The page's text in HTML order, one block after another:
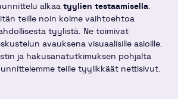
alkaatyylien testaamisella.
teille noin kolme vaihtoehtoa
tyylistä. Ne toimivat
avauksena visuaalisille asioille.
ja hakusanatutkimuksen pohjalta
teille tyylikkäät nettisivut.